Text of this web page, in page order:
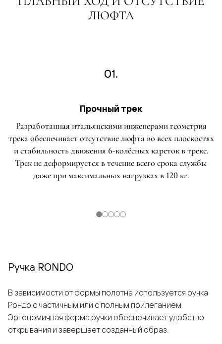
ЛЮФТА
01.
Прочный трек
Разработанная итальянскими инженерами геометрия
трека обеспечивает отсутствие люфта во всех плоскостях
и стабильность движения 6-колёсных кареток в треке.
Трек не деформируется в течение всего срока службы
даже при максимальных нагрузках в 120 кг.
Ручка RONDO
В зависимости от формы полотна используется ручка
Рондо с частичным или с полным прилеганием.
Эргономичная форма ручки обеспечивает удобство
открывания и завершает созданный образ.